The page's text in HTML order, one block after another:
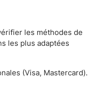
les méthodes de
les plus adaptées
(Visa, Mastercard).